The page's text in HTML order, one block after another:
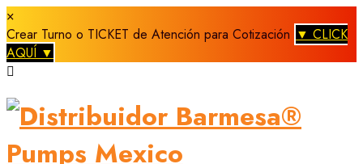
×
Crear Turno o TICKET de Atención para Cotización ▼ CLICK
AQUÍ ▼
